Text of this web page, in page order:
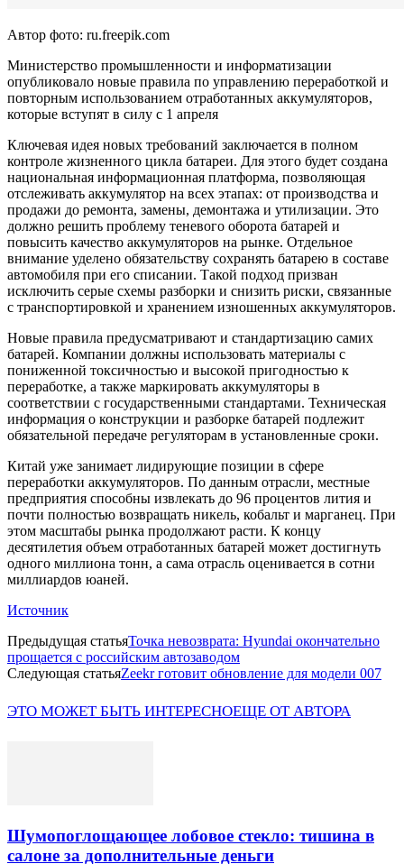
Автор фото: ru.freepik.com
Министерство промышленности и информатизации
опубликовало новые правила по управлению переработкой и
повторным использованием отработанных аккумуляторов,
которые вступят в силу с 1 апреля
Ключевая идея новых требований заключается в полном
контроле жизненного цикла батареи. Для этого будет создана
национальная информационная платформа, позволяющая
отслеживать аккумулятор на всех этапах: от производства и
продажи до ремонта, замены, демонтажа и утилизации. Это
должно решить проблему теневого оборота батарей и
повысить качество аккумуляторов на рынке. Отдельное
внимание уделено обязательству сохранять батарею в составе
автомобиля при его списании. Такой подход призван
исключить серые схемы разборки и снизить риски, связанные
с транспортировкой и хранением изношенных аккумуляторов.
Новые правила предусматривают и стандартизацию самих
батарей. Компании должны использовать материалы с
пониженной токсичностью и высокой пригодностью к
переработке, а также маркировать аккумуляторы в
соответствии с государственными стандартами. Техническая
информация о конструкции и разборке батарей подлежит
обязательной передаче регуляторам в установленные сроки.
Китай уже занимает лидирующие позиции в сфере
переработки аккумуляторов. По данным отрасли, местные
предприятия способны извлекать до 96 процентов лития и
почти полностью возвращать никель, кобальт и марганец. При
этом масштабы рынка продолжают расти. К концу
десятилетия объем отработанных батарей может достигнуть
одного миллиона тонн, а сама отрасль оценивается в сотни
миллиардов юаней.
Источник
Предыдущая статьяТочка невозврата: Hyundai окончательно
прощается с российским автозаводом
Следующая статьяZeekr готовит обновление для модели 007
ЭТО МОЖЕТ БЫТЬ ИНТЕРЕСНОЕЩЕ ОТ АВТОРА
Шумопоглощающее лобовое стекло: тишина в
салоне за дополнительные деньги